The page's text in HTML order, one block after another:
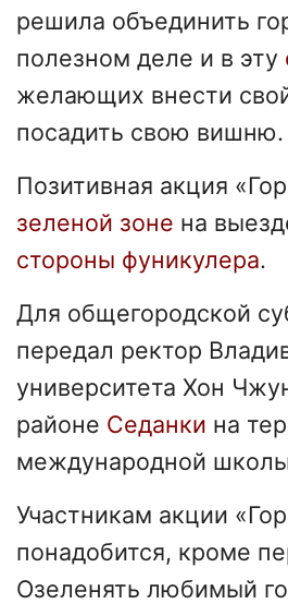
решила объединить
полезном деле и в эту
желающих внести
посадить свою вишню.
Позитивная акция
зеленой зоне на
стороны фуникулера.
Для общегородской
передал ректор
университета Хон
районе Седанки на
международной
Участникам акции
понадобится, кроме
Озеленять любимый